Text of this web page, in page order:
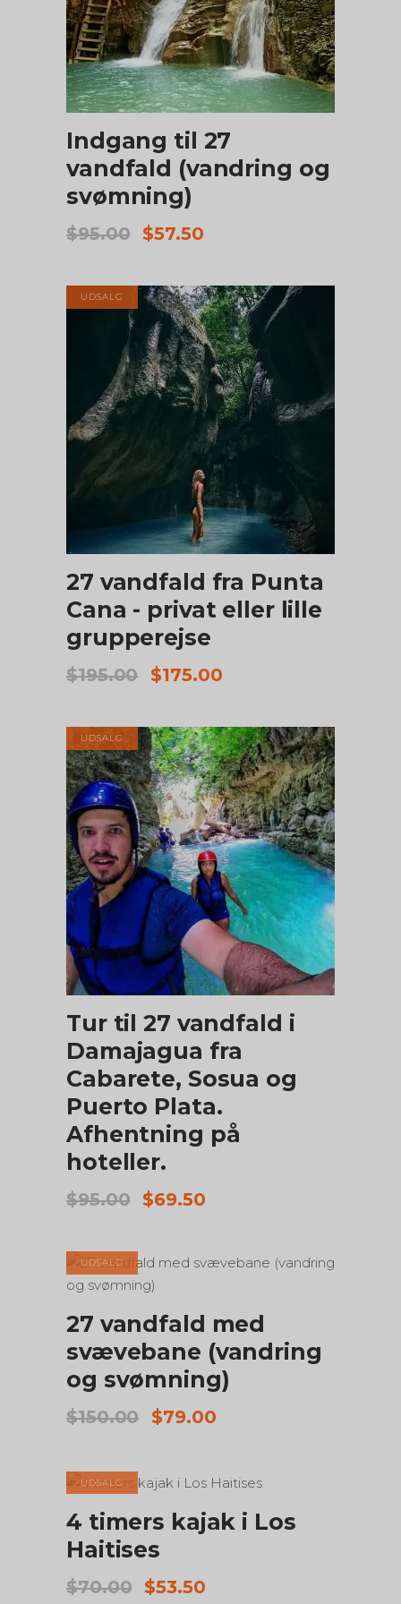
TILFØJ TIL KURV
Indgang til 27
vandfald (vandring og
svømning)
$95.00
Den
var:
$95.00.
$57.50Den
er:
$57.50.
UDSALG
TILFØJ TIL KURV
27 vandfald fra Punta
Cana - privat eller lille
grupperejse
$195.00
Den
var:
$195.00.
$175.00Den
er:
$175.00.
UDSALG
TILFØJ TIL KURV
Tur til 27 vandfald i
Damajagua fra
Cabarete, Sosua og
Puerto Plata.
Afhentning på
hoteller.
$95.00
Den
var:
$95.00.
$69.50Den
$69.50.
UDSALG
TILFØJ TIL KURV
27 vandfald med
svævebane (vandring
og svømning)
$150.00
Den
$150.00.
$79.00Den
$79.00.
UDSALG
TILFØJ TIL KURV
4 timers kajak i Los
Haitises
$70.00
Den
$53.50Den